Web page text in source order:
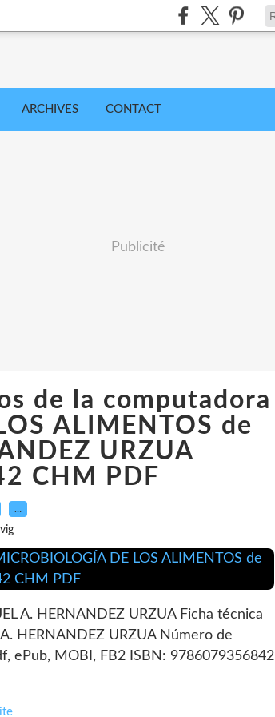
ARCHIVES CONTACT
Publicité
de la computadora
ALIMENTOS de
URZUA
CHM PDF
…
A. HERNANDEZ URZUA Ficha técnica
HERNANDEZ URZUA Número de
ePub, MOBI, FB2 ISBN: 9786079356842